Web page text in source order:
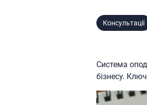
Консультації
Система
бізнесу.